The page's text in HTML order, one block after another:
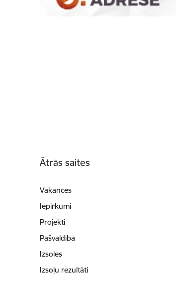
Ātrās saites
Vakances
Iepirkumi
Projekti
Pašvaldība
Izsoles
Izsoļu rezultāti